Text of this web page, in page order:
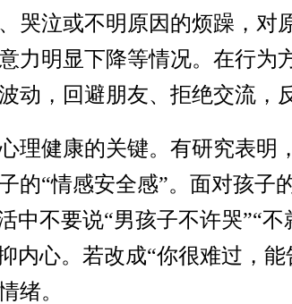
哭泣或不明原因的烦躁，对
力明显下降等情况。在行为
动，回避朋友、拒绝交流，
理健康的关键。有研究表明
的“情感安全感”。面对孩子
中不要说“男孩子不许哭”“
内心。若改成“你很难过，
绪。